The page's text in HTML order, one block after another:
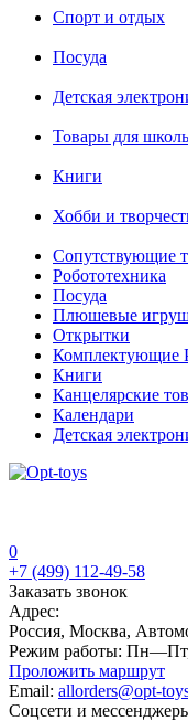
Спорт и отдых
Посуда
Детская
Товары для
Книги
Хобби и
Сопутствующие
Робототехника
Посуда
Плюшевые
Открытки
Комплектующие
Книги
Канцелярские
Календари
Детская
0
+7 (499) 112-49-58
Заказать звонок
Адрес:
Россия, Москва,
Режим работы: Пн—Пт,
Проложить маршрут
Email: allorders@opt-
Соцсети и